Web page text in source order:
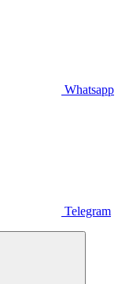
Whatsapp
Telegram